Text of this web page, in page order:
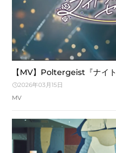
【MV】Poltergeist『ナイ
2026年03月15日
MV